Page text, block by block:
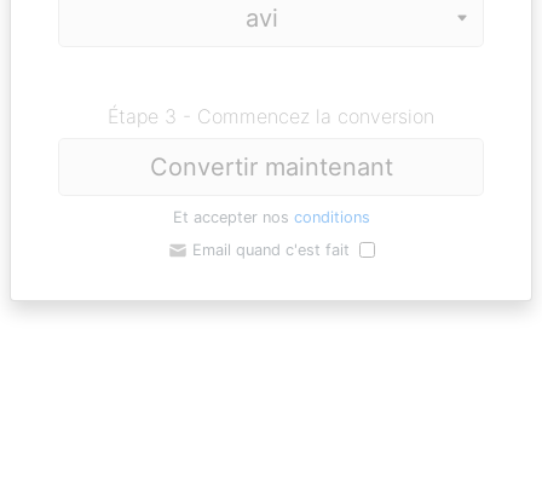
Étape 3 - Commencez la conversion
Convertir maintenant
Et accepter nos conditions
Email quand c'est fait